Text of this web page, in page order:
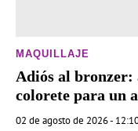
MAQUILLAJE
Adiós al bronzer:
colorete para un
02 de agosto de 2026 -